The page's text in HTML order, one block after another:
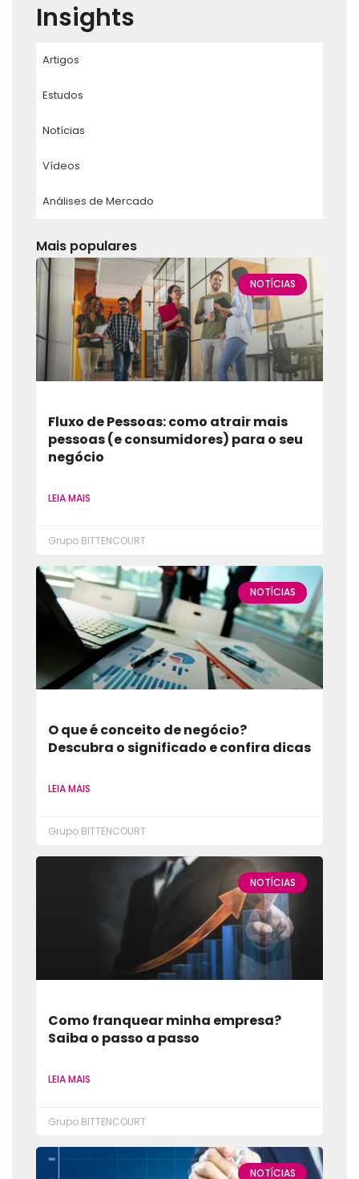
Insights
Artigos
Estudos
Notícias
Vídeos
Análises de Mercado
Mais populares
NOTÍCIAS
Fluxo de Pessoas: como atrair mais
pessoas (e consumidores) para o seu
negócio
LEIA MAIS
Grupo BITTENCOURT
NOTÍCIAS
O que é conceito de negócio?
Descubra o significado e confira dicas
LEIA MAIS
Grupo BITTENCOURT
NOTÍCIAS
Como franquear minha empresa?
Saiba o passo a passo
LEIA MAIS
Grupo BITTENCOURT
NOTÍCIAS